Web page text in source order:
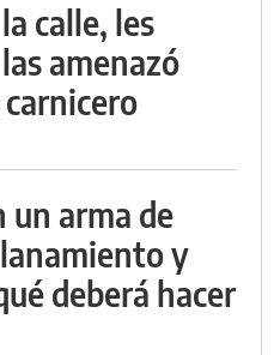
calle, les
amenazó
un arma de
y
deberá hacer